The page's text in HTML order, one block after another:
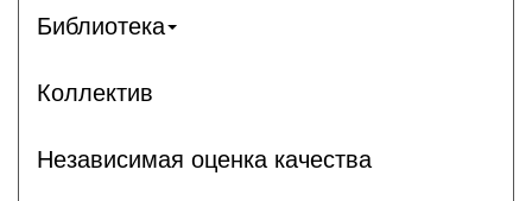
Библиотека
Коллектив
Независимая оценка качества